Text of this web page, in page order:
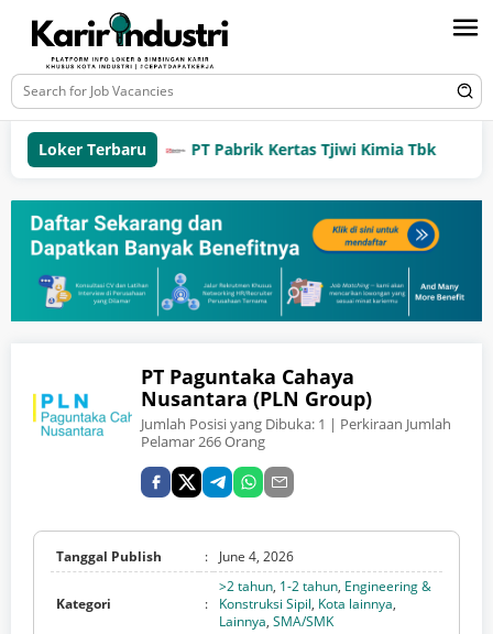
Loker Terbaru PT Pabrik Kertas Tjiwi Kimia Tbk
PT Paguntaka Cahaya
Nusantara (PLN Group)
Jumlah Posisi yang Dibuka: 1 | Perkiraan Jumlah
Pelamar 266 Orang
Tanggal Publish : June 4, 2026
Kategori :
>2 tahun, 1-2 tahun, Engineering &
Konstruksi Sipil, Kota lainnya,
Lainnya, SMA/SMK